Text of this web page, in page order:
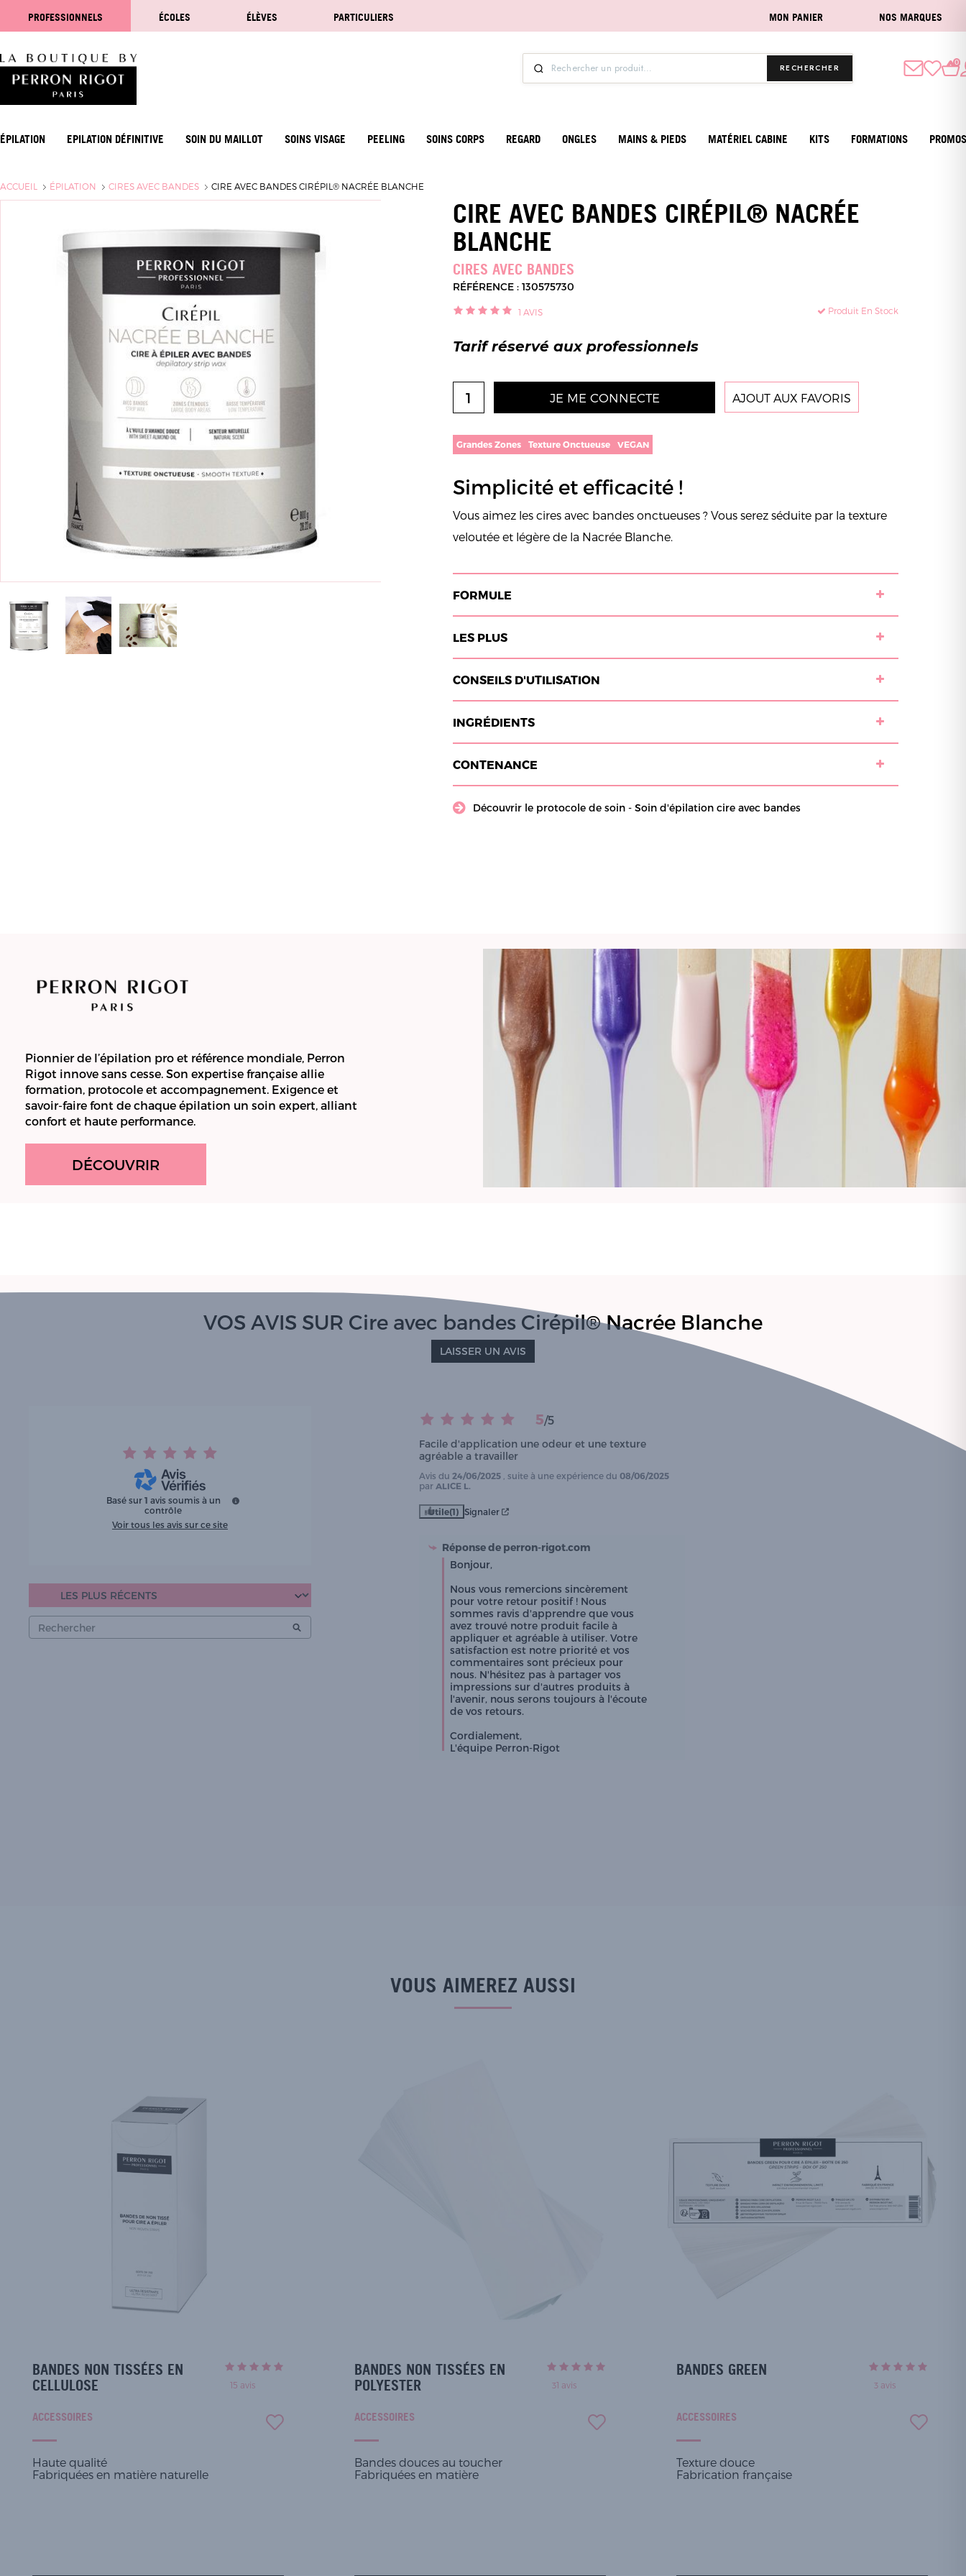
PROFESSIONNELS ÉCOLES ÉLÈVES PARTICULIERS MON PANIER NOS MARQUES
RECHERCHER
0
ÉPILATION EPILATION DÉFINITIVE SOIN DU MAILLOT SOINS VISAGE PEELING SOINS CORPS REGARD ONGLES MAINS & PIEDS MATÉRIEL CABINE KITS FORMATIONS PROMOS
ACCUEIL ÉPILATION CIRES AVEC BANDES CIRE AVEC BANDES CIRÉPIL® NACRÉE BLANCHE
CIRE AVEC BANDES CIRÉPIL® NACRÉE
BLANCHE
CIRES AVEC BANDES
RÉFÉRENCE : 130575730
1 AVIS Produit En Stock
Tarif réservé aux professionnels
JE ME CONNECTE AJOUT AUX FAVORIS
Grandes Zones Texture Onctueuse VEGAN
Simplicité et efficacité !
Vous aimez les cires avec bandes onctueuses ? Vous serez séduite par la texture
veloutée et légère de la Nacrée Blanche.
FORMULE
LES PLUS
CONSEILS D'UTILISATION
INGRÉDIENTS
CONTENANCE
Découvrir le protocole de soin - Soin d'épilation cire avec bandes
Pionnier de l’épilation pro et référence mondiale, Perron
Rigot innove sans cesse. Son expertise française allie
formation, protocole et accompagnement. Exigence et
savoir-faire font de chaque épilation un soin expert, alliant
confort et haute performance.
DÉCOUVRIR
VOS AVIS SUR Cire avec bandes Cirépil® Nacrée Blanche
LAISSER UN AVIS
Basé sur 1 avis soumis à un
contrôle
Voir tous les avis sur ce site
5/5
Facile d'application une odeur et une texture
agréable a travailler
Avis du 24/06/2025 , suite à une expérience du 08/06/2025
par ALICE L.
Utile(1) Signaler
Réponse de perron-rigot.com
Bonjour,
Nous vous remercions sincèrement
pour votre retour positif ! Nous
sommes ravis d'apprendre que vous
avez trouvé notre produit facile à
appliquer et agréable à utiliser. Votre
satisfaction est notre priorité et vos
commentaires sont précieux pour
nous. N'hésitez pas à partager vos
impressions sur d'autres produits à
l'avenir, nous serons toujours à l'écoute
de vos retours.
Cordialement,
L'équipe Perron-Rigot
VOUS AIMEREZ AUSSI
BANDES NON TISSÉES EN
CELLULOSE
15 avis
ACCESSOIRES
Haute qualité
Fabriquées en matière naturelle
BANDES NON TISSÉES EN
POLYESTER
31 avis
ACCESSOIRES
Bandes douces au toucher
Fabriquées en matière
BANDES GREEN
3 avis
ACCESSOIRES
Texture douce
Fabrication française